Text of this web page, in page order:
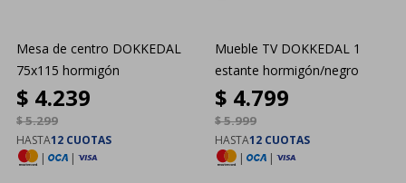
Mesa de centro DOKKEDAL
75x115 hormigón
$ 4.239
$5.299
HASTA12 CUOTAS
|
|
Mueble TV DOKKEDAL 1
estante hormigón/negro
$ 4.799
$5.999
HASTA12 CUOTAS
|
|